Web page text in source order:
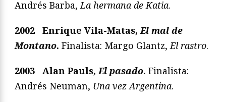
Andrés Barba, La hermana de Katia.
2002 Enrique Vila-Matas, El mal de
Montano. Finalista: Margo Glantz, El rastro.
2003 Alan Pauls, El pasado. Finalista:
Andrés Neuman, Una vez Argentina.